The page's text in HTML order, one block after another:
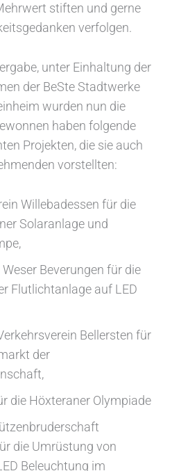
stiften und gerne
verfolgen.
unter Einhaltung der
der BeSte Stadtwerke
wurden nun die
haben folgende
Projekten, die sie auch
vorstellten:
Willebadessen für die
Solaranlage und
Beverungen für die
Flutlichtanlage auf LED
Bellersten für
der
die Höxteraner Olympiade
die Umrüstung von
Beleuchtung im